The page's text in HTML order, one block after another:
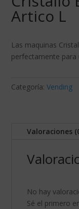
Artico L
Las maquinas
perfectamente
Categoría:Vending
Valoraciones
No hay
Sé el primero